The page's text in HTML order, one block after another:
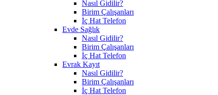
Nasıl Gidilir?
Birim Çalışanları
İç Hat Telefon
Evde Sağlık
Nasıl Gidilir?
Birim Çalışanları
İç Hat Telefon
Evrak Kayıt
Nasıl Gidilir?
Birim Çalışanları
İç Hat Telefon